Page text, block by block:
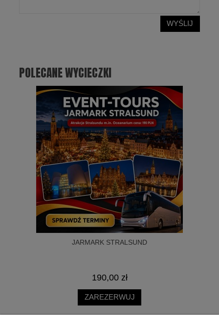
WYŚLIJ
POLECANE WYCIECZKI
JARMARK STRALSUND
190,00 zł
ZAREZERWUJ